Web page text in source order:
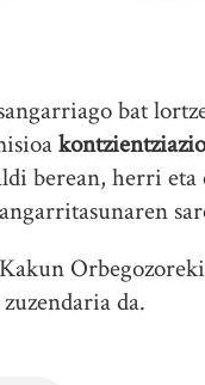
bat
berean, herri eta
da.